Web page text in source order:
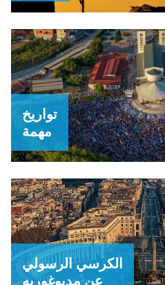
تواريخ
مهمة
الكرسي الرسولي
عن مديوغوريه